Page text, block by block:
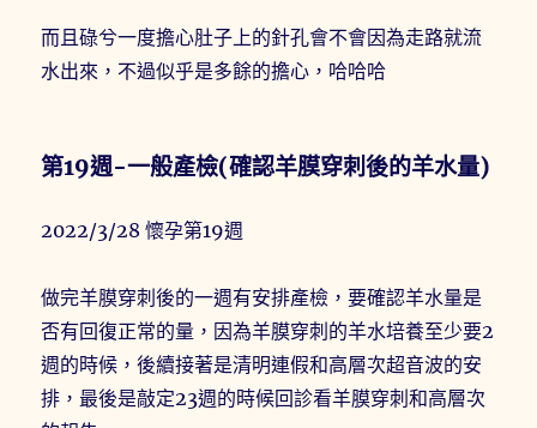
而且碌兮一度擔心肚子上的針孔會不會因為走路就流
水出來，不過似乎是多餘的擔心，哈哈哈
第19週-一般產檢(確認羊膜穿刺後的羊水量)
2022/3/28 懷孕第19週
做完羊膜穿刺後的一週有安排產檢，要確認羊水量是
否有回復正常的量，因為羊膜穿刺的羊水培養至少要2
週的時候，後續接著是清明連假和高層次超音波的安
排，最後是敲定23週的時候回診看羊膜穿刺和高層次